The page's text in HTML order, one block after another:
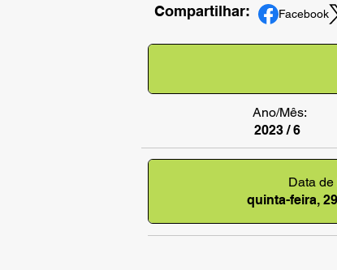
Compartilhar: Facebook
Ano/Mês:
2023 / 6
Data
quinta-feira,